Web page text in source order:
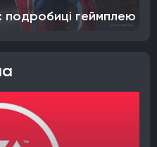
подробиці геймплею